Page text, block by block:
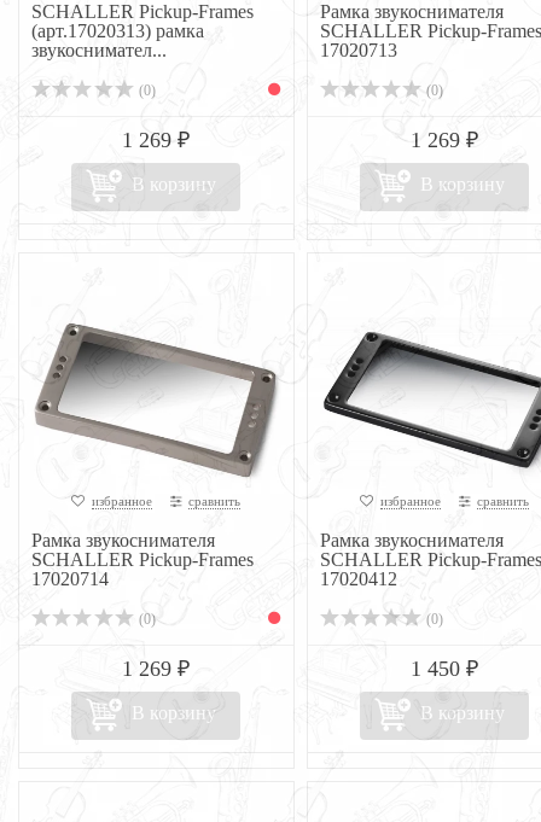
SCHALLER Pickup-Frames
(арт.17020313) рамка
звукоснимател...
(0)
1 269 ₽
В корзину
Рамка звукоснимателя
SCHALLER Pickup-Frames
17020713
(0)
1 269 ₽
В корзину
избранное сравнить
Рамка звукоснимателя
SCHALLER Pickup-Frames
17020714
(0)
1 269 ₽
В корзину
избранное сравнить
Рамка звукоснимателя
SCHALLER Pickup-Frames
17020412
(0)
1 450 ₽
В корзину